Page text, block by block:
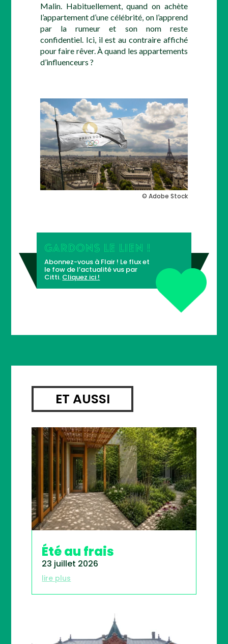
Malin. Habituellement, quand on achète
l’appartement d’une célébrité, on l’apprend
par la rumeur et son nom reste
confidentiel. Ici, il est au contraire affiché
pour faire rêver. À quand les appartements
d’influenceurs ?
© Adobe Stock
GARDONS LE LIEN !
Abonnez-vous à Flair ! Le flux et
le fow de l’actualité vus par
Citti. Cliquez ici !
ET AUSSI
Été au frais
23 juillet 2026
lire plus